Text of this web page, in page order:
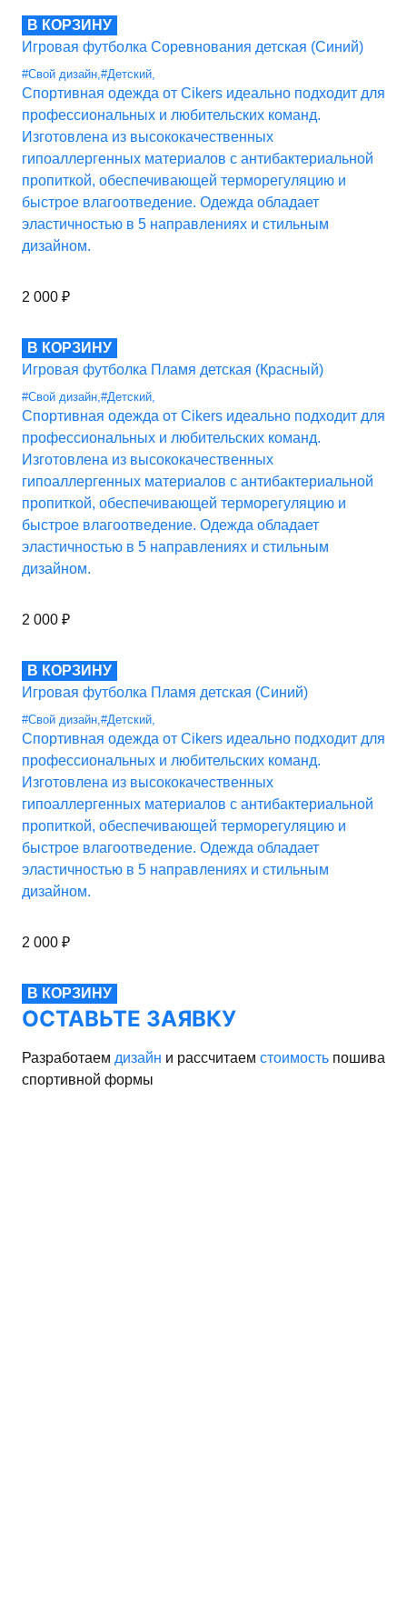
В КОРЗИНУ
Игровая футболка Соревнования детская (Синий)
#Свой дизайн,#Детский,
Спортивная одежда от Cikers идеально подходит для
профессиональных и любительских команд.
Изготовлена из высококачественных
гипоаллергенных материалов с антибактериальной
пропиткой, обеспечивающей терморегуляцию и
быстрое влагоотведение. Одежда обладает
эластичностью в 5 направлениях и стильным
дизайном.
2 000 ₽
В КОРЗИНУ
Игровая футболка Пламя детская (Красный)
#Свой дизайн,#Детский,
Спортивная одежда от Cikers идеально подходит для
профессиональных и любительских команд.
Изготовлена из высококачественных
гипоаллергенных материалов с антибактериальной
пропиткой, обеспечивающей терморегуляцию и
быстрое влагоотведение. Одежда обладает
эластичностью в 5 направлениях и стильным
дизайном.
2 000 ₽
В КОРЗИНУ
Игровая футболка Пламя детская (Синий)
#Свой дизайн,#Детский,
Спортивная одежда от Cikers идеально подходит для
профессиональных и любительских команд.
Изготовлена из высококачественных
гипоаллергенных материалов с антибактериальной
пропиткой, обеспечивающей терморегуляцию и
быстрое влагоотведение. Одежда обладает
эластичностью в 5 направлениях и стильным
дизайном.
2 000 ₽
В КОРЗИНУ
ОСТАВЬТЕ ЗАЯВКУ
Разработаем дизайн и рассчитаем стоимость пошива
спортивной формы